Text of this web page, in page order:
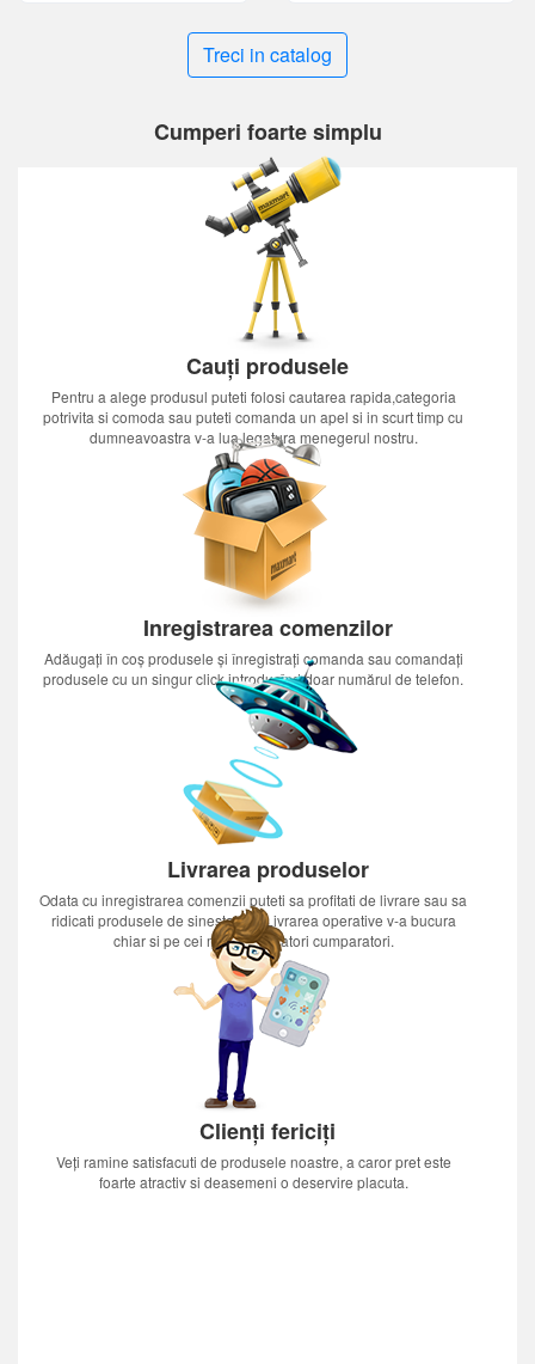
Treci in catalog
Cumperi foarte simplu
Cauți produsele
Pentru a alege produsul puteti folosi cautarea rapida,categoria
potrivita si comoda sau puteti comanda un apel si in scurt timp cu
dumneavoastra v-a lua legatura menegerul nostru.
Inregistrarea comenzilor
Adăugați în coș produsele și înregistrați comanda sau comandați
produsele cu un singur click introducînd doar numărul de telefon.
Livrarea produselor
Odata cu inregistrarea comenzii puteti sa profitati de livrare sau sa
ridicati produsele de sinestatator.Livrarea operative v-a bucura
chiar si pe cei mai nerabdatori cumparatori.
Clienți fericiți
Veți ramine satisfacuti de produsele noastre, a caror pret este
foarte atractiv si deasemeni o deservire placuta.